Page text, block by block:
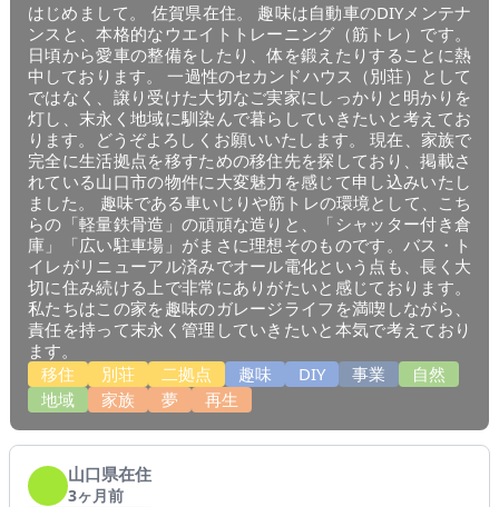
はじめまして。 佐賀県在住。 趣味は自動車のDIYメンテナ
ンスと、本格的なウエイトトレーニング（筋トレ）です。
日頃から愛車の整備をしたり、体を鍛えたりすることに熱
中しております。 一過性のセカンドハウス（別荘）として
ではなく、譲り受けた大切なご実家にしっかりと明かりを
灯し、末永く地域に馴染んで暮らしていきたいと考えてお
ります。どうぞよろしくお願いいたします。 現在、家族で
完全に生活拠点を移すための移住先を探しており、掲載さ
れている山口市の物件に大変魅力を感じて申し込みいたし
ました。 趣味である車いじりや筋トレの環境として、こち
らの「軽量鉄骨造」の頑頑な造りと、「シャッター付き倉
庫」「広い駐車場」がまさに理想そのものです。バス・ト
イレがリニューアル済みでオール電化という点も、長く大
切に住み続ける上で非常にありがたいと感じております。
私たちはこの家を趣味のガレージライフを満喫しながら、
責任を持って末永く管理していきたいと本気で考えており
ます。
移住
別荘 二拠点 趣味 DIY 事業
自然
地域
家族 夢 再生
山口県在住
3ヶ月前